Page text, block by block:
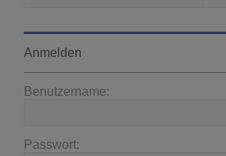
Anmelden
Benutzername:
Passwort: